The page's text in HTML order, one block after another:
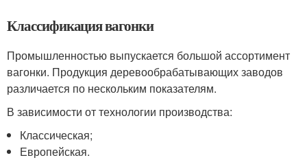
Классификация вагонки
Промышленностью выпускается большой ассортимент
вагонки. Продукция деревообрабатывающих заводов
различается по нескольким показателям.
В зависимости от технологии производства:
Классическая;
Европейская.